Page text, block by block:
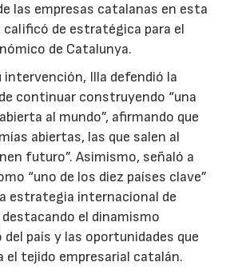
las empresas catalanas en esta
calificó de estratégica para el
de Catalunya.
intervención, Illa defendió la
continuar construyendo “una
al mundo”, afirmando que
abiertas, las que salen al
futuro”. Asimismo, señaló a
“uno de los diez países clave”
estrategia internacional de
el dinamismo
país y las oportunidades que
el tejido empresarial catalán.